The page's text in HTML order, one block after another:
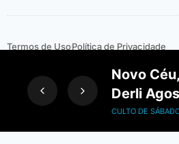
Termos de UsoPolítica de Privacidade
Novo
Derli
CULTO DE